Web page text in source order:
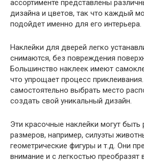
ассортименте представлены
дизайна и цветов, так что каждый
подойдет именно для его интерьера.
Наклейки для дверей легко
снимаются, без повреждения
Большинство наклеек имеют
что упрощает процесс
самостоятельно выбрать место
создать свой уникальный дизайн.
Эти красочные наклейки могут
размеров, например, силуэты
геометрические фигуры и т.д. Они
внимание и с легкостью преобразят